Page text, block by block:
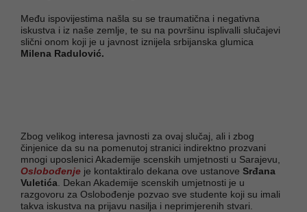
Među ispovijestima našla su se traumatična i negativna
iskustva i iz naše zemlje, te su na površinu isplivalli slučajevi
slični onom koji je u javnost iznijela srbijanska glumica
Milena Radulović.
Zbog velikog interesa javnosti za ovaj slučaj, ali i zbog
činjenice da su na pomenutoj stranici indirektno prozvani
mnogi uposlenici Akademije scenskih umjetnosti u Sarajevu,
Oslobođenje je kontaktiralo dekana ove ustanove Srđana
Vuletića . Dekan Akademije scenskih umjetnosti je u
razgovoru za Oslobođenje pozvao sve studente koji su imali
takva iskustva na prijavu nasilja i neprimjerenih stvari.